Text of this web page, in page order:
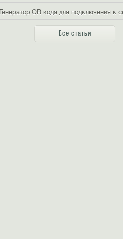
Генератор QR кода для подключения к
Все статьи